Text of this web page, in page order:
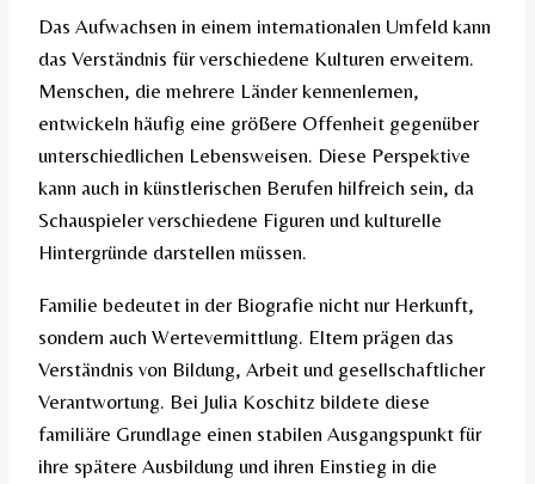
Das Aufwachsen in einem internationalen Umfeld kann
das Verständnis für verschiedene Kulturen erweitern.
Menschen, die mehrere Länder kennenlernen,
entwickeln häufig eine größere Offenheit gegenüber
unterschiedlichen Lebensweisen. Diese Perspektive
kann auch in künstlerischen Berufen hilfreich sein, da
Schauspieler verschiedene Figuren und kulturelle
Hintergründe darstellen müssen.
Familie bedeutet in der Biografie nicht nur Herkunft,
sondern auch Wertevermittlung. Eltern prägen das
Verständnis von Bildung, Arbeit und gesellschaftlicher
Verantwortung. Bei Julia Koschitz bildete diese
familiäre Grundlage einen stabilen Ausgangspunkt für
ihre spätere Ausbildung und ihren Einstieg in die